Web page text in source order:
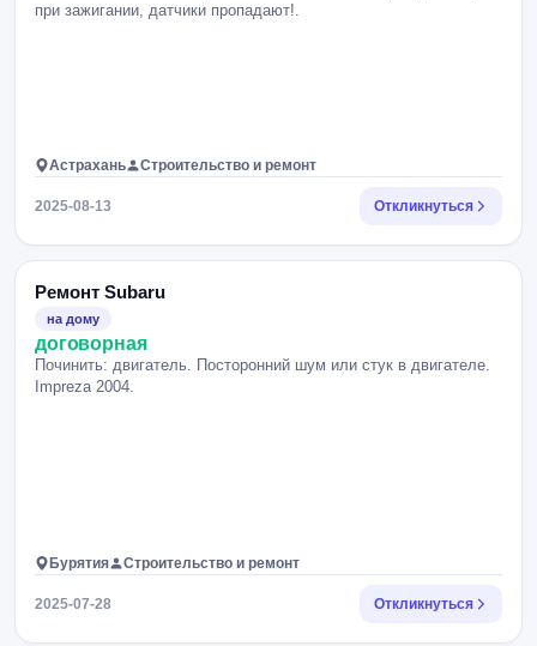
при зажигании, датчики пропадают!.
Астрахань Строительство и ремонт
2025-08-13 Откликнуться
Ремонт Subaru
на дому
договорная
Починить: двигатель. Посторонний шум или стук в двигателе.
Impreza 2004.
Бурятия Строительство и ремонт
2025-07-28 Откликнуться